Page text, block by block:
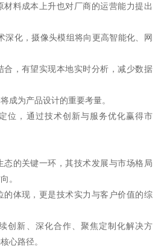
料成本上升也对厂商的运营能力提出
深化，摄像头模组将向更高智能化、网
合，有望实现本地实时分析，减少数据
成为产品设计的重要考量。
位，通过技术创新与服务优化赢得市
态的关键一环，其技术发展与市场格局
。
的体现，更是技术实力与客户价值的综
创新、深化合作、聚焦定制化解决方
心路径。